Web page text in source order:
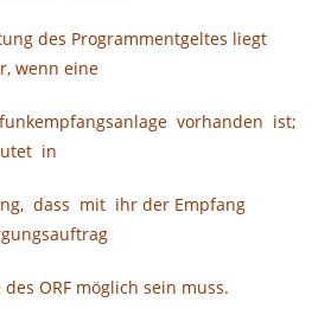
des Programmentgeltes liegt
wenn eine
vorhanden ist;
in
dass mit ihr der Empfang
ORF möglich sein muss.